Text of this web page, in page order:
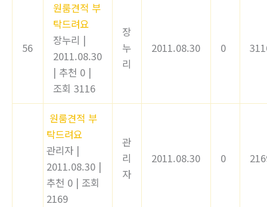
56
원룸견적 부
탁드려요
장누리 |
2011.08.30
| 추천 0 |
조회 3116
장
누
리
2011.08.30 0
원룸견적 부
탁드려요
관리자 |
2011.08.30 |
추천 0 | 조회
2169
관
리
자
2011.08.30 0